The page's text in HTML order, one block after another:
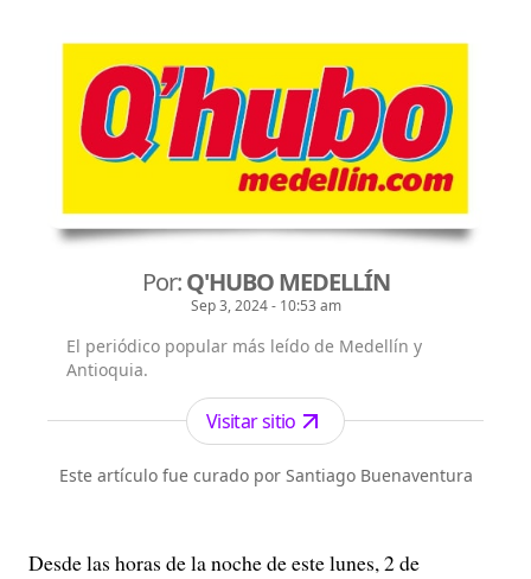
Por:Q'HUBO MEDELLÍN
Sep 3, 2024 - 10:53 am
El periódico popular más leído de Medellín y
Antioquia.
Visitar sitio
Este artículo fue curado por Santiago Buenaventura
Desde las horas de la noche de este lunes, 2 de